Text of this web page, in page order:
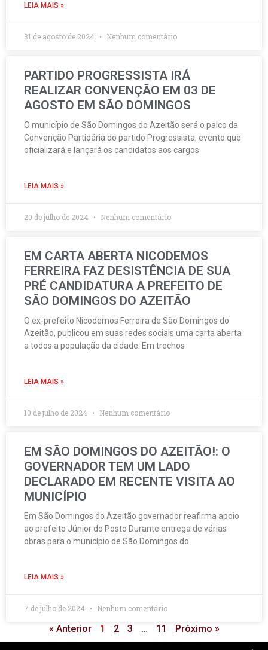
LEIA MAIS »
31 de agosto de 2024 Nenhum comentário
PARTIDO PROGRESSISTA IRÁ
REALIZAR CONVENÇÃO EM 03 DE
AGOSTO EM SÃO DOMINGOS
O município de São Domingos do Azeitão será o palco da
Convenção Partidária do partido Progressista, evento que
oficializará e lançará os candidatos aos cargos
LEIA MAIS »
20 de julho de 2024 Nenhum comentário
EM CARTA ABERTA NICODEMOS
FERREIRA FAZ DESISTÊNCIA DE SUA
PRÉ CANDIDATURA A PREFEITO DE
SÃO DOMINGOS DO AZEITÃO
O ex-prefeito Nicodemos Ferreira de São Domingos do
Azeitão, publicou em suas redes sociais uma carta aberta
a todos a população da cidade. Em trechos
LEIA MAIS »
10 de julho de 2024 Nenhum comentário
EM SÃO DOMINGOS DO AZEITÃO!: O
GOVERNADOR TEM UM LADO
DECLARADO EM RECENTE VISITA AO
MUNICÍPIO
Em São Domingos do Azeitão governador reafirma apoio
ao prefeito Júnior do Posto Durante entrega de várias
obras para o município de São Domingos do
LEIA MAIS »
7 de julho de 2024 Nenhum comentário
« Anterior 1 2 3 … 11 Próximo »